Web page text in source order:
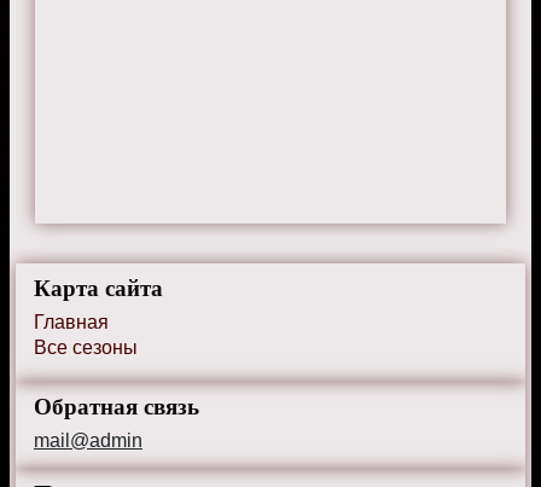
Карта сайта
Главная
Все сезоны
Обратная связь
mail@admin